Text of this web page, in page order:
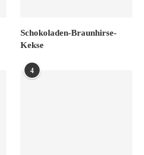
Schokoladen-Braunhirse-
Kekse
4